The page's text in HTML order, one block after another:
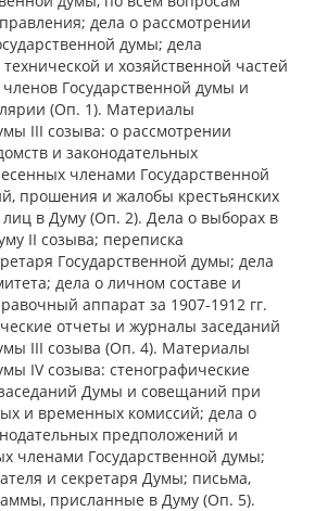
дела о рассмотрении
думы; дела
и хозяйственной частей
Государственной думы и
(Оп. 1). Материалы
III созыва: о рассмотрении
и законодательных
членами Государственной
прошения и жалобы крестьянских
в Думу (Оп. 2). Дела о выборах в
II созыва; переписка
Государственной думы; дела
дела о личном составе и
аппарат за 1907-1912 гг.
отчеты и журналы заседаний
III созыва (Оп. 4). Материалы
IV созыва: стенографические
Думы и совещаний при
и временных комиссий; дела о
предположений и
членами Государственной думы;
и секретаря Думы; письма,
присланные в Думу (Оп. 5).